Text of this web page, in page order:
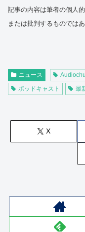
記事の内容は筆者の個人
または批判するものではあ
ニュース
ポッドキャスト
最
X